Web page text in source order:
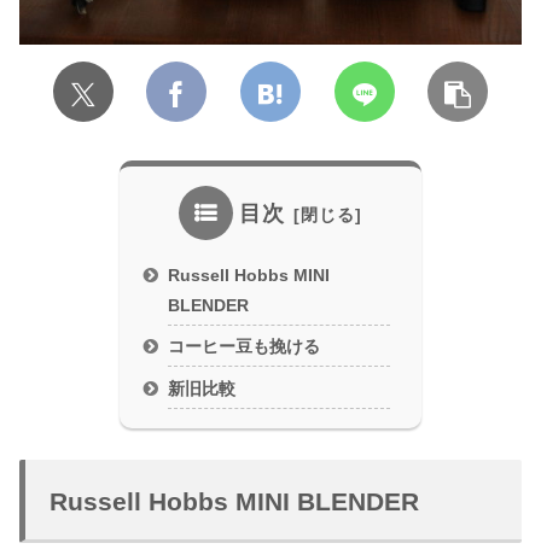
目次
Russell Hobbs MINI
BLENDER
コーヒー豆も挽ける
新旧比較
Russell Hobbs MINI BLENDER